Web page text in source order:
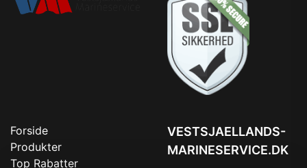
Forside
Produkter
Top Rabatter
VESTSJAELLANDS-
MARINESERVICE.DK